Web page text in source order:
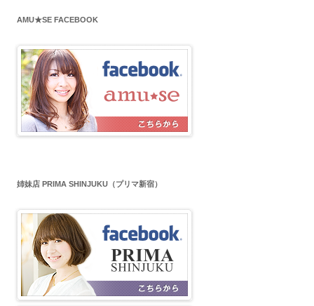
AMU★SE FACEBOOK
姉妹店 PRIMA SHINJUKU（プリマ新宿）